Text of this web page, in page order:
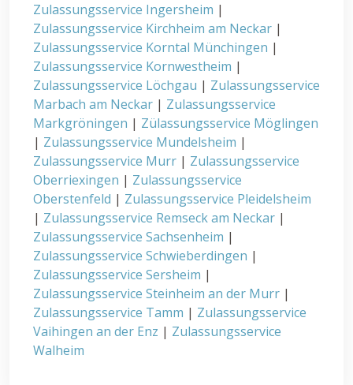
Zulassungsservice Ingersheim |
Zulassungsservice Kirchheim am Neckar |
Zulassungsservice Korntal Münchingen |
Zulassungsservice Kornwestheim |
Zulassungsservice Löchgau | Zulassungsservice
Marbach am Neckar | Zulassungsservice
Markgröningen | Zülassungsservice Möglingen
| Zulassungsservice Mundelsheim |
Zulassungsservice Murr | Zulassungsservice
Oberriexingen | Zulassungsservice
Oberstenfeld | Zulassungsservice Pleidelsheim
| Zulassungsservice Remseck am Neckar |
Zulassungsservice Sachsenheim |
Zulassungsservice Schwieberdingen |
Zulassungsservice Sersheim |
Zulassungsservice Steinheim an der Murr |
Zulassungsservice Tamm | Zulassungsservice
Vaihingen an der Enz | Zulassungsservice
Walheim